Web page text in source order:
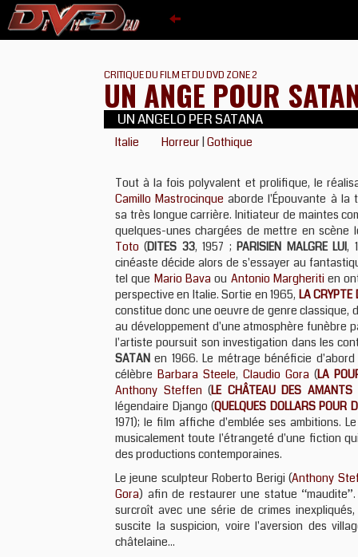
CRITIQUE DU FILM ET DU DVD ZONE 2
UN ANGE POUR
UN ANGELO PER SATANA
Italie Horreur Gothique
Tout à la fois polyvalent et prolifique, le
Camillo Mastrocinque aborde l'Épouvante à la
sa très longue carrière. Initiateur de maintes
quelques-unes chargées de mettre en scène
Toto (DITES 33, 1957 ;PARISIEN MALGRE LUI,
cinéaste décide alors de s'essayer au
tel que Mario Bava ou Antonio Margheritien
perspective en Italie. Sortie en 1965, LA CRYPTE
constitue donc une oeuvre de genre
au développement d'une atmosphère funèbre
l'artiste poursuit son investigation dans les
SATAN en 1966. Le métrage bénéficie
célèbreBarbara Steele,Claudio Gora (LA
Anthony Steffen (LE CHÂTEAU DES AMANTS
légendaire Django (QUELQUES DOLLARS POUR
1971); le film affiche d'emblée ses ambitions.
musicalement toute l'étrangeté d'une fiction
des productions contemporaines.
Le jeune sculpteur Roberto Berigi (Anthony
Gora) afin de restaurer une statue
surcroît avec une série de crimes
suscite la suspicion, voire l'aversion des
châtelaine...